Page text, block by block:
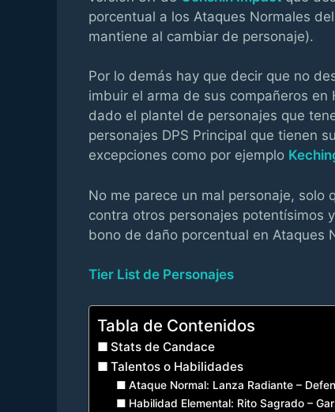
porcentual a los Ataques Normales
mantiene al cambiar de personaje).
Por lo demás hay que decir que no
imbuir el arma de sus compañeros
dado el plantel de personajes que
personajes DPS Principal que tienen
excepciones como por ejemplo
No me parece un mal personaje,
contra otros personajes potentísimos
bono de daño porcentual en Ataques
Tier List de Personajes
Tabla de Contenidos
Stats de Candace
Talentos o Habilidades
Ataque Normal: Lanza Radiante –
Habilidad Elemental: Rito Sagrado –